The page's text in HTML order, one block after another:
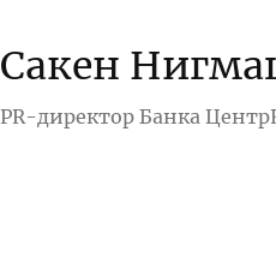
Сакен
PR-директор Банка